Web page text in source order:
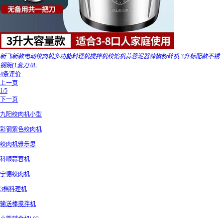
新飞新款电动绞肉机多功能料理机搅拌机绞馅机蒜蓉泥器辣椒粉碎机 3升标配款不锈
钢碗(1套刀 0L
4条评价
上一页
1/5
下一页
九阳绞肉机小型
彩钢紫色绞肉机
绞肉机雅乐思
科顺蒜蓉机
宁德绞肉机
3档料理机
输送棒搅拌机